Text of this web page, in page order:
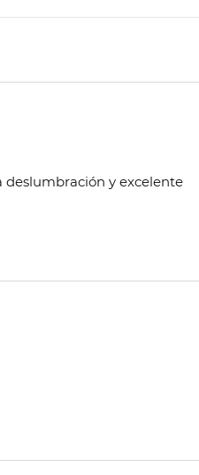
deslumbración y excelente